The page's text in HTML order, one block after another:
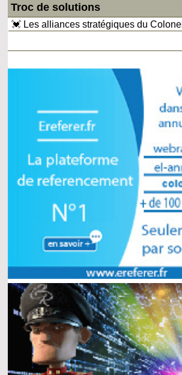
Troc de solutions
💓 Les alliances stratégiques du Colonel